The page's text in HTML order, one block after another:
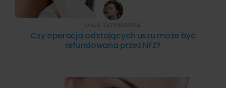
Czy operacja odstających uszu może być
refundowana przez NFZ?
OLGA SZYMKOWIAK